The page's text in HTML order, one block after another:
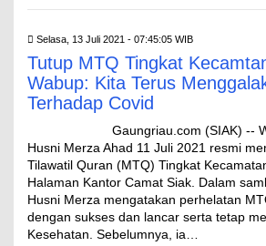
Selasa, 13 Juli 2021 - 07:45:05 WIB
Tutup MTQ Tingkat
Wabup: Kita Terus
Terhadap Covid
Gaungriau.com (SIAK) --
Husni Merza Ahad 11 Juli 2021 resmi
Tilawatil Quran (MTQ) Tingkat
Halaman Kantor Camat Siak. Dalam
Husni Merza mengatakan perhelatan
dengan sukses dan lancar serta tetap
Kesehatan. Sebelumnya, ia…